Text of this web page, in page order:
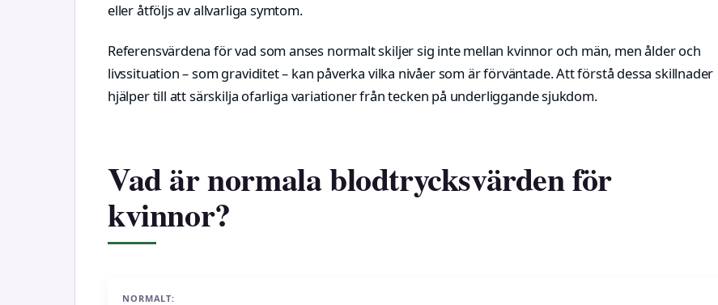
eller åtföljs av allvarliga symtom.
Referensvärdena för vad som anses normalt skiljer sig inte mellan kvinnor och män, men ålder och
livssituation – som graviditet – kan påverka vilka nivåer som är förväntade. Att förstå dessa skillnader
hjälper till att särskilja ofarliga variationer från tecken på underliggande sjukdom.
Vad är normala blodtrycksvärden för
kvinnor?
NORMALT: